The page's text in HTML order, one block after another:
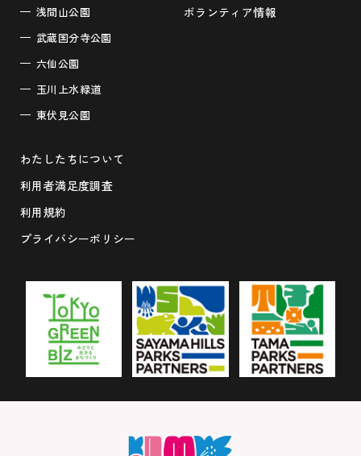
浅間山公園
武蔵国分寺公園
六仙公園
玉川上水緑道
東伏見公園
ボランティア情報
わたしたちについて
利用者満足度調査
利用規約
プライバシーポリシー